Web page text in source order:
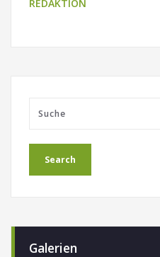
REDAKTION
Galerien